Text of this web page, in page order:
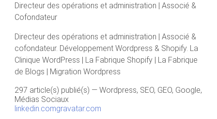
Directeur des opérations et administration | Associé &
Cofondateur
Directeur des opérations et administration | Associé &
cofondateur. Développement Wordpress & Shopify. La
Clinique WordPress | La Fabrique Shopify | La Fabrique
de Blogs | Migration Wordpress
297 article(s) publié(s) — Wordpress, SEO, GEO, Google,
Médias Sociaux
linkedin.comgravatar.com